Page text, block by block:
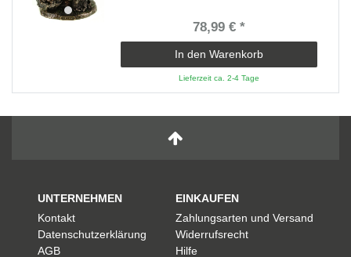
78,99 € *
In den Warenkorb
Lieferzeit ca. 2-4 Tage
UNTERNEHMEN
Kontakt
Datenschutzerklärung
AGB
EINKAUFEN
Zahlungsarten und Versand
Widerrufsrecht
Hilfe